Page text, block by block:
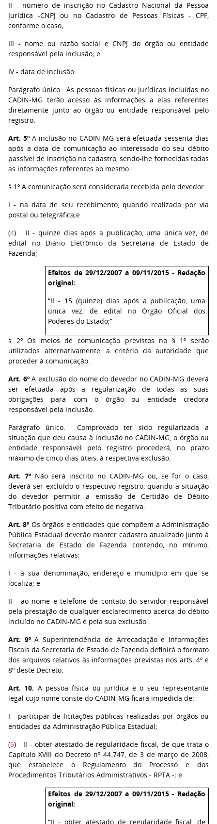
II - número de inscrição no Cadastro Nacional da Pessoa
Jurídica -CNPJ ou no Cadastro de Pessoas Físicas - CPF,
conforme o caso;
III - nome ou razão social e CNPJ do órgão ou entidade
responsável pela inclusão; e
IV - data de inclusão.
Parágrafo único. As pessoas físicas ou jurídicas incluídas no
CADIN-MG terão acesso às informações a elas referentes
diretamente junto ao órgão ou entidade responsável pelo
registro.
Art. 5º A inclusão no CADIN-MG será efetuada sessenta dias
após a data de comunicação ao interessado do seu débito
passível de inscrição no cadastro, sendo-lhe fornecidas todas
as informações referentes ao mesmo.
§ 1º A comunicação será considerada recebida pelo devedor:
I - na data de seu recebimento, quando realizada por via
postal ou telegráfica;e
(4) II - quinze dias após a publicação, uma única vez, de
edital no Diário Eletrônico da Secretaria de Estado de
Fazenda;
Efeitos de 29/12/2007 a 09/11/2015 - Redação
original:
“II - 15 (quinze) dias após a publicação, uma
única vez, de edital no Órgão Oficial dos
Poderes do Estado;”
§ 2º Os meios de comunicação previstos no § 1º serão
utilizados alternativamente, a critério da autoridade que
proceder à comunicação.
Art. 6ºA exclusão do nome do devedor no CADIN-MG deverá
ser efetuada após a regularização de todas as suas
obrigações para com o órgão ou entidade credora
responsável pela inclusão.
Parágrafo único. Comprovado ter sido regularizada a
situação que deu causa à inclusão no CADIN-MG, o órgão ou
entidade responsável pelo registro procederá, no prazo
máximo de cinco dias úteis, à respectiva exclusão.
Art. 7ºNão será inscrito no CADIN-MG ou, se for o caso,
deverá ser excluído o respectivo registro, quando a situação
do devedor permitir a emissão de Certidão de Débito
Tributário positiva com efeito de negativa.
Art. 8º Os órgãos e entidades que compõem a Administração
Pública Estadual deverão manter cadastro atualizado junto à
Secretaria de Estado de Fazenda contendo, no mínimo,
informações relativas:
I - à sua denominação, endereço e município em que se
localiza; e
II - ao nome e telefone de contato do servidor responsável
pela prestação de qualquer esclarecimento acerca do débito
incluído no CADIN-MG e pela sua exclusão.
Art. 9ºA Superintendência de Arrecadação e Informações
Fiscais da Secretaria de Estado de Fazenda definirá o formato
dos arquivos relativos às informações previstas nos arts. 4º e
8º deste Decreto.
Art. 10. A pessoa física ou jurídica e o seu representante
legal cujo nome conste do CADIN-MG ficará impedida de:
I - participar de licitações públicas realizadas por órgãos ou
entidades da Administração Pública Estadual;
(5) II - obter atestado de regularidade fiscal, de que trata o
Capítulo XVIII do Decreto nº 44.747, de 3 de março de 2008,
que estabelece o Regulamento do Processo e dos
Procedimentos Tributários Administrativos - RPTA -; e
Efeitos de 29/12/2007 a 09/11/2015 - Redação
original:
“II - obter atestado de regularidade fiscal, de